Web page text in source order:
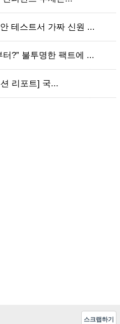
테스트서 가짜 신원 ...
?” 불투명한 팩트에 ...
리포트] 국...
스크랩하기